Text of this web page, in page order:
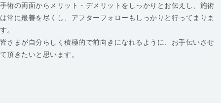
手術の両面からメリット・デメリットをしっかりとお伝えし、施術
は常に最善を尽くし、アフターフォローもしっかりと行ってまりま
す。
皆さまが自分らしく積極的で前向きになれるように、お手伝いさせ
て頂きたいと思います。